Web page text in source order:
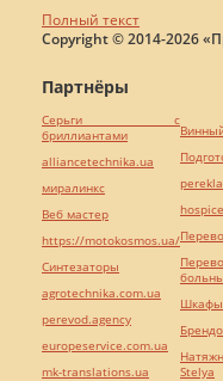
Полный текст
Copyright © 2014-2026
Партнёры
Серьги с
бриллиантами
alliancetechnika.ua
миралинкс
Веб мастер
https://motokosmos.ua/
Синтезаторы
agrotechnika.com.ua
perevod.agency
europeservice.com.ua
mk-translations.ua
Шкафы
Stelya